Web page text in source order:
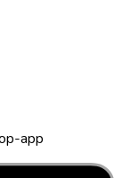
app